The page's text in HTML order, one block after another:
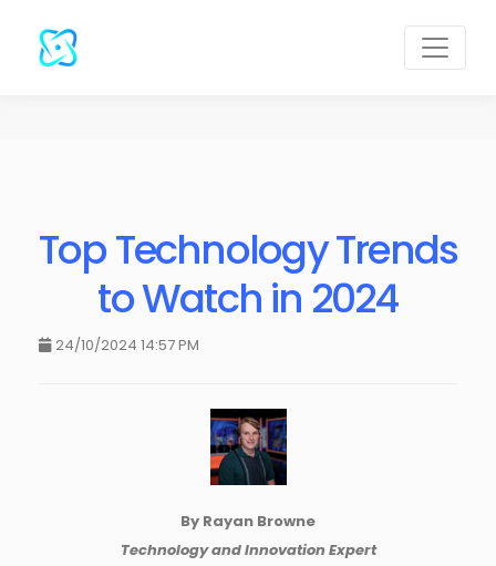
Top Technology Trends
to Watch in 2024
24/10/2024 14:57 PM
By Rayan Browne
Technology and Innovation Expert